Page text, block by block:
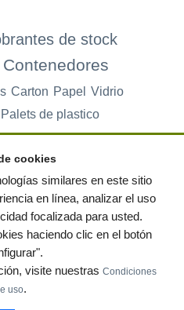
de stock
Contenedores
Carton Papel Vidrio
Palets de plastico
reservados-Política de privacidad|
|Mapa web|Preguntas frecuentes
gratis!
de prensa
cookies
similares en este sitio
en línea, analizar el uso
focalizada para usted.
haciendo clic en el botón
visite nuestras Condiciones
uso.